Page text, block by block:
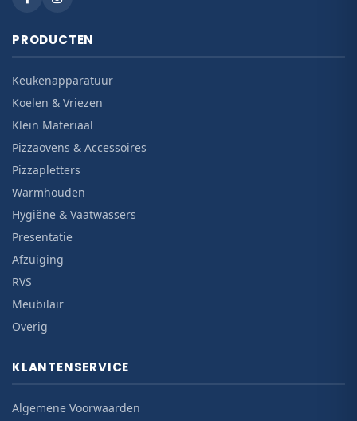
PRODUCTEN
Keukenapparatuur
Koelen & Vriezen
Klein Materiaal
Pizzaovens & Accessoires
Pizzapletters
Warmhouden
Hygiëne & Vaatwassers
Presentatie
Afzuiging
RVS
Meubilair
Overig
KLANTENSERVICE
Algemene Voorwaarden